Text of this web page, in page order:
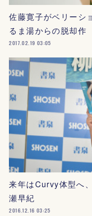
佐藤寛子がベリーシ
るま湯からの脱却作
2017.02.19 03:05
来年はCurvy体型へ
瀬早紀
2016.12.16 03:25